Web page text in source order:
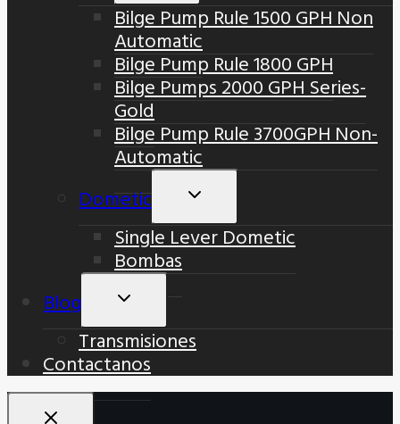
Hijo
Bilge Pump Rule 1500 GPH Non
Automatic
Bilge Pump Rule 1800 GPH
Bilge Pumps 2000 GPH Series-
Gold
Bilge Pump Rule 3700GPH Non-
Automatic
Dometic
Alternar
Hijo
Single Lever Dometic
Bombas
Blog
Alternar
Hijo
Transmisiones
Contactanos